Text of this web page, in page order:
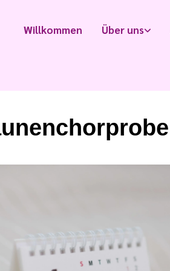
Willkommen Über uns